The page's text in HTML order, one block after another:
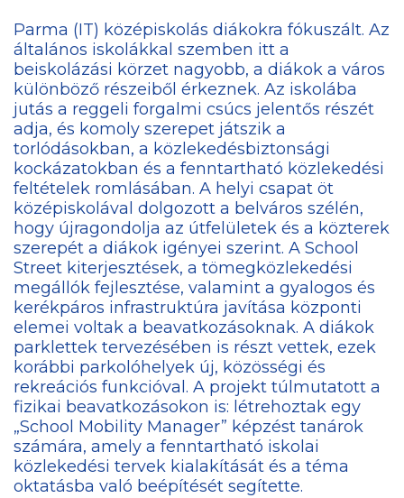
Parma (IT) középiskolás diákokra fókuszált. Az
általános iskolákkal szemben itt a
beiskolázási körzet nagyobb, a diákok a város
különböző részeiből érkeznek. Az iskolába
jutás a reggeli forgalmi csúcs jelentős részét
adja, és komoly szerepet játszik a
torlódásokban, a közlekedésbiztonsági
kockázatokban és a fenntartható közlekedési
feltételek romlásában. A helyi csapat öt
középiskolával dolgozott a belváros szélén,
hogy újragondolja az útfelületek és a közterek
szerepét a diákok igényei szerint. A School
Street kiterjesztések, a tömegközlekedési
megállók fejlesztése, valamint a gyalogos és
kerékpáros infrastruktúra javítása központi
elemei voltak a beavatkozásoknak. A diákok
parklettek tervezésében is részt vettek, ezek
korábbi parkolóhelyek új, közösségi és
rekreációs funkcióval. A projekt túlmutatott a
fizikai beavatkozásokon is: létrehoztak egy
„School Mobility Manager” képzést tanárok
számára, amely a fenntartható iskolai
közlekedési tervek kialakítását és a téma
oktatásba való beépítését segítette.